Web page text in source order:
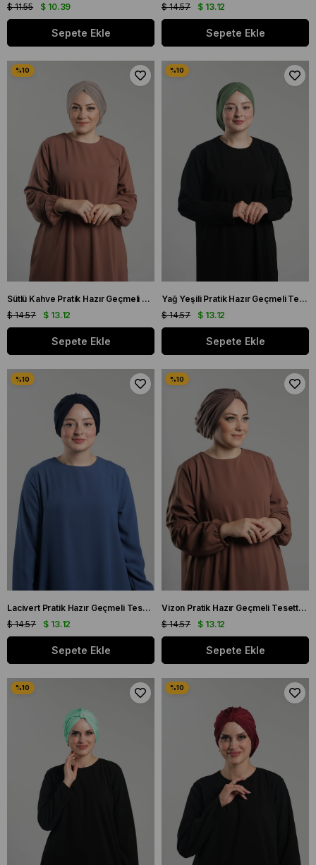
$ 10.39
$ 11.55
Sepete Ekle
$ 13.12
$ 14.57
Sepete Ekle
Sütlü Kahve Pratik Hazır Geçmeli Tesettür Bone Sandy Büzgülü Salaş 2119_26
$ 13.12
$ 14.57
Sepete Ekle
Yağ Yeşili Pratik Hazır Geçmeli Tesettür Bone Sandy Büzgülü Salaş 2119_36
$ 13.12
$ 14.57
Sepete Ekle
Lacivert Pratik Hazır Geçmeli Tesettür Bone Sandy Pileli Salaş 2121_02
$ 13.12
$ 14.57
Sepete Ekle
Vizon Pratik Hazır Geçmeli Tesettür Bone Sandy Pileli Salaş 2121_10
$ 13.12
$ 14.57
Sepete Ekle